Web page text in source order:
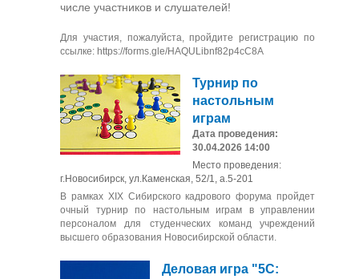
числе участников и слушателей!
Для участия, пожалуйста, пройдите регистрацию по
ссылке: https://forms.gle/HAQULibnf82p4cC8A
Турнир по
настольным
играм
Дата проведения:
30.04.2026 14:00
Место проведения:
г.Новосибирск, ул.Каменская, 52/1, а.5-201
В рамках XIX Сибирского кадрового форума пройдет
очный турнир по настольным играм в управлении
персоналом для студенческих команд учреждений
высшего образования Новосибирской области.
Деловая игра "5С: